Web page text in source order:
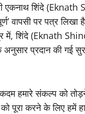
एकनाथ शिंदे (Eknath
वापसी पर पत्र
में, शिंदे (Eknath
अनुसार प्रदान की
संकल्प को तोड़ने
को पूरा करने के लिए